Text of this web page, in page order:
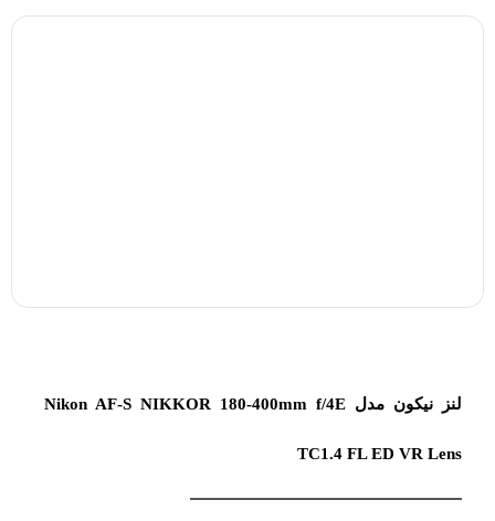
لنز نیکون مدل Nikon AF-S NIKKOR 180-400mm f/4E
TC1.4 FL ED VR Lens